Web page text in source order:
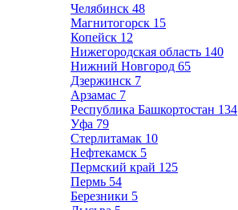
Челябинск 48
Магнитогорск 15
Копейск 12
Нижегородская область 140
Нижний Новгород 65
Дзержинск 7
Арзамас 7
Республика Башкортостан 134
Уфа 79
Стерлитамак 10
Нефтекамск 5
Пермский край 125
Пермь 54
Березники 5